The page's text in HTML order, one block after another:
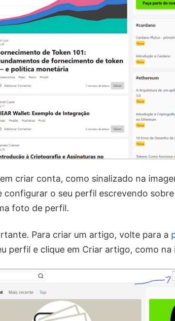
criar conta, como sinalizado na
configurar o seu perfil escrevendo
foto de perfil.
Para criar um artigo, volte para a
perfil e clique em Criar artigo, como na